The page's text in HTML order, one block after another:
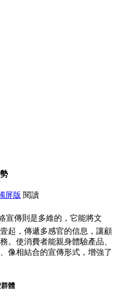
屏版 閱讀
宣傳則是多維的，它能將文
起，傳遞多感官的信息，讓顧
。使消費者能親身體驗產品、
像相結合的宣傳形式，增強了
體